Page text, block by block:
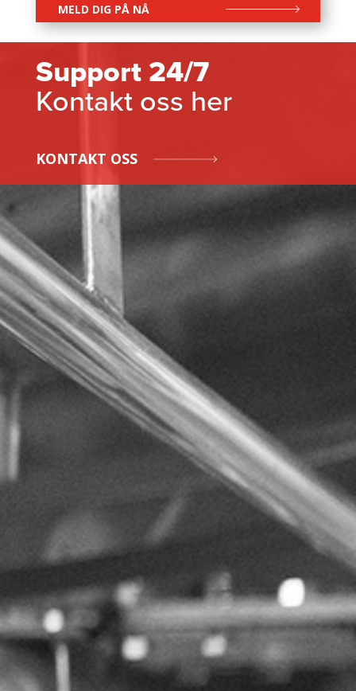
MELD DIG PÅ NÅ
Support 24/7
Kontakt oss her
KONTAKT OSS